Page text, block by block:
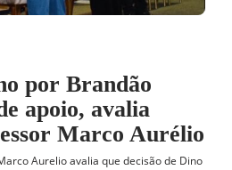
por Brandão
apoio, avalia
Marco Aurélio
Aurelio avalia que decisão de Dino